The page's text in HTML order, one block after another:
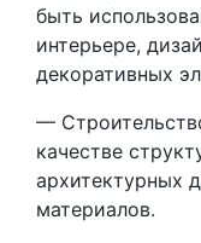
быть
интерьере,
декоративных
—
качестве
архитектурных
материалов.